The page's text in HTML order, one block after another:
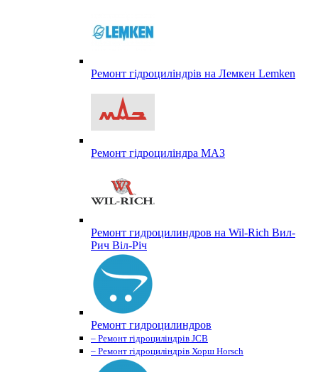
Ремонт гідроциліндрів на Лемкен Lemken
Ремонт гідроциліндра МАЗ
Ремонт гидроцилиндров на Wil-Rich Вил-
Рич Віл-Річ
Ремонт гидроцилиндров
– Ремонт гідроциліндрів JCB
– Ремонт гідроциліндрів Хорш Horsch